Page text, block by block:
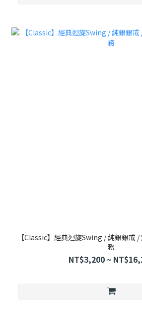
【Classic】經典迴旋Swing / 純銀銀戒
務
NT$3,200 ~